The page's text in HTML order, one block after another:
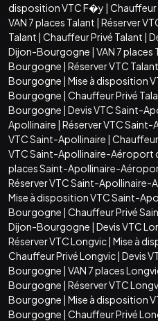
disposition VTC F�y |
VAN 7 places Talant | Réserver
Talant | Chauffeur Privé Talant |
Dijon-Bourgogne | VAN 7
Bourgogne | Réserver VTC
Bourgogne | Mise à disposition
Bourgogne | Chauffeur Privé
Bourgogne | Devis VTC Saint-
Apollinaire | Réserver VTC Saint-
VTC Saint-Apollinaire |
VTC Saint-Apollinaire-Aéroport
places Saint-Apollinaire-
Réserver VTC Saint-
Mise à disposition VTC Saint-
Bourgogne | Chauffeur Privé
Dijon-Bourgogne | Devis VTC
Réserver VTC Longvic| Mise à
Chauffeur Privé Longvic| Devis
Bourgogne | VAN 7 places
Bourgogne | Réserver VTC
Bourgogne | Mise à disposition
Bourgogne | Chauffeur Privé